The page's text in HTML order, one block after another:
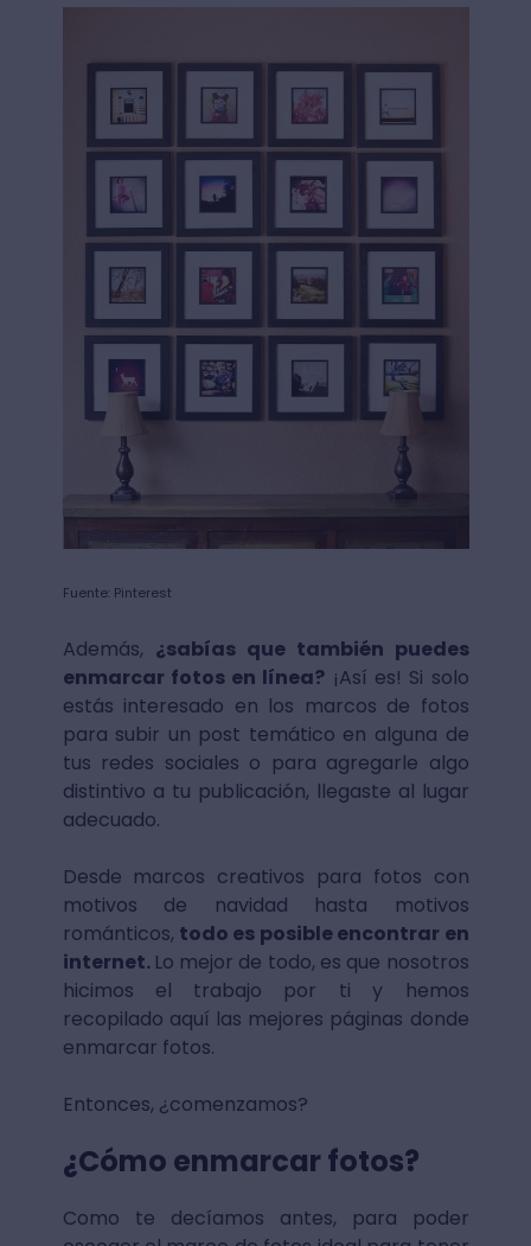
Fuente: Pinterest
Además, ¿sabías que también puedes
enmarcar fotos en línea? ¡Así es! Si solo
estás interesado en los marcos de fotos
para subir un post temático en alguna de
tus redes sociales o para agregarle algo
distintivo a tu publicación, llegaste al lugar
adecuado.
Desde marcos creativos para fotos con
motivos de navidad hasta motivos
románticos, todo es posible encontrar en
internet. Lo mejor de todo, es que nosotros
hicimos el trabajo por ti y hemos
recopilado aquí las mejores páginas donde
enmarcar fotos.
Entonces, ¿comenzamos?
¿Cómo enmarcar fotos?
Como te decíamos antes, para poder